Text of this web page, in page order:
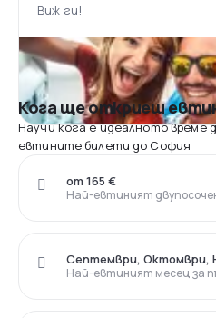
Виж ги!
Кога ще откриеш
Научи кога е идеалното време
евтините билети до София
Най-евтиният
от 165 €
Най-евтиният месец за
Септември, Октомври,